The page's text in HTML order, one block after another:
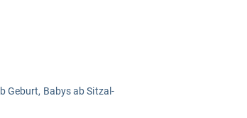
Geburt, Babys ab Sitz­al­